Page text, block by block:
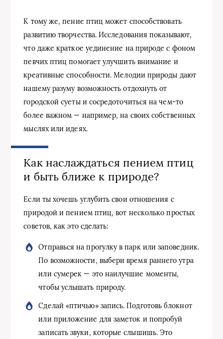
К тому же, пение птиц может способствовать
развитию творчества. Исследования показывают,
что даже краткое уединение на природе с фоном
певчих птиц помогает улучшить внимание и
креативные способности. Мелодии природы дают
нашему разуму возможность отдохнуть от
городской суеты и сосредоточиться на чем-то
более важном — например, на своих собственных
мыслях или идеях.
Как наслаждаться пением птиц
и быть ближе к природе?
Если ты хочешь углубить свои отношения с
природой и пением птиц, вот несколько простых
советов, как это сделать:
Отправься на прогулку в парк или заповедник.
По возможности, выбери время раннего утра
или сумерек — это наилучшие моменты,
чтобы услышать природу.
Сделай «птичью» запись. Подготовь блокнот
или приложение для заметок и попробуй
записать звуки, которые слышишь. Это